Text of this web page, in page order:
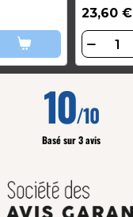
23,60 €
10/10
Basé sur 3 avis